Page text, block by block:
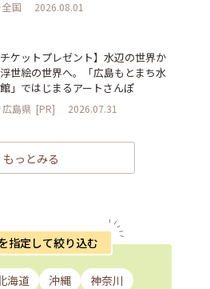
全国 2026.08.01
チケットプレゼント】水辺の世界か
世絵の世界へ。「広島もとまち水
」ではじまるアートさんぽ
広島県 [PR] 2026.07.31
もっとみる
指定して絞り込む
海道 沖縄
神奈川